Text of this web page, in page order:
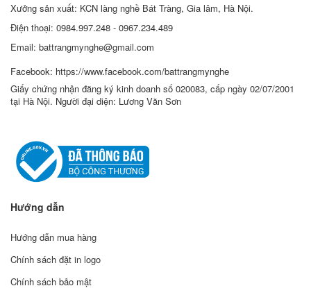
Xưởng sản xuất: KCN làng nghề Bát Tràng, Gia lâm, Hà Nội.
Điện thoại: 0984.997.248 - 0967.234.489
Email: battrangmynghe@gmail.com
Facebook: https://www.facebook.com/battrangmynghe
Giấy chứng nhận đăng ký kinh doanh số 020083, cấp ngày 02/07/2001
tại Hà Nội. Người đại diện: Lương Văn Sơn
Hướng dẫn
Hướng dẫn mua hàng
Chính sách đặt in logo
Chính sách bảo mật